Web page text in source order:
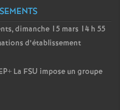
u
r
s
dimanche 15 mars 14 h 55
d’établissement
La FSU impose un groupe